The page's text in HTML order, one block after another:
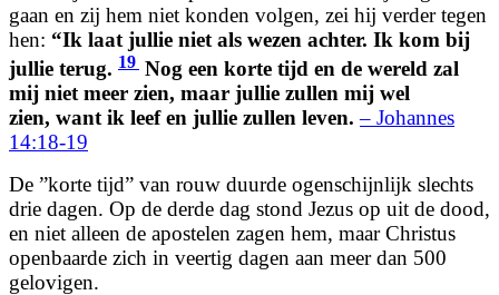
gaan en zij hem niet konden volgen, zei hij verder tegen
hen: “Ik laat jullie niet als wezen achter. Ik kom bij
jullie terug. 19 Nog een korte tijd en de wereld zal
mij niet meer zien, maar jullie zullen mij wel
zien, want ik leef en jullie zullen leven. – Johannes
14:18-19
De ”korte tijd” van rouw duurde ogenschijnlijk slechts
drie dagen. Op de derde dag stond Jezus op uit de dood,
en niet alleen de apostelen zagen hem, maar Christus
openbaarde zich in veertig dagen aan meer dan 500
gelovigen.